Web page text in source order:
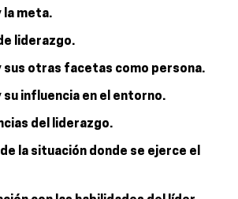
la meta.
liderazgo.
sus otras facetas como persona.
su influencia en el entorno.
del liderazgo.
la situación donde se ejerce el